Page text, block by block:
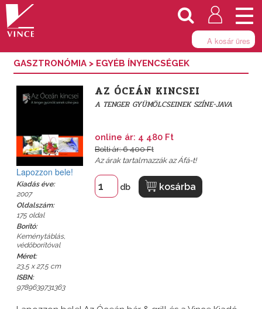
A kosár üres
GASZTRONÓMIA > EGYÉB ÍNYENCSÉGEK
Lapozzon bele!
Kiadás éve:
2007
Oldalszám:
175 oldal
Borító:
Keménytáblás,
védőborítóval
Méret:
23,5 x 27,5 cm
ISBN:
9789639731363
AZ ÓCEÁN KINCSEI
A TENGER GYÜMÖLCSEINEK SZÍNE-JAVA
online ár: 4 480 Ft
Bolti ár: 6 400 Ft
Az árak tartalmazzák az Áfá-t!
db kosárba